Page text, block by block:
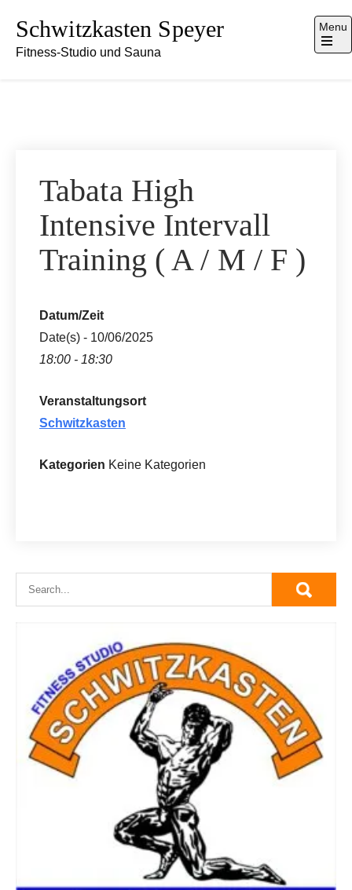
content
Schwitzkasten Speyer
Fitness-Studio und Sauna
Menu
Open
Tabata High
Intensive Intervall
Training ( A / M / F )
Datum/Zeit
Date(s) - 10/06/2025
18:00 - 18:30
Veranstaltungsort
Schwitzkasten
Kategorien Keine Kategorien